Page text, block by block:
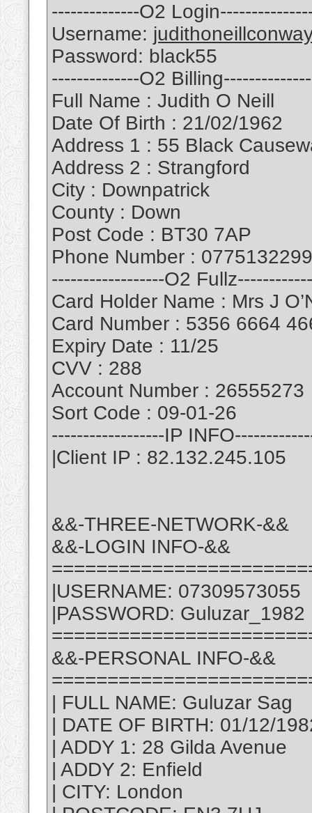
--------------O2
Username:
Password: black55
--------------O2
Full Name : Judith O Neill
Date Of Birth : 21/02/1962
Address 1 : 55 Black
Address 2 : Strangford
City : Downpatrick
County : Down
Post Code : BT30 7AP
Phone Number :
------------------O2
Card Holder Name : Mrs J
Card Number : 5356 6664
Expiry Date : 11/25
CVV : 288
Account Number : 26555273
Sort Code : 09-01-26
------------------IP
|Client IP : 82.132.245.105
&&-THREE-NETWORK-&&
&&-LOGIN INFO-&&
|USERNAME: 07309573055
|PASSWORD: Guluzar_1982
&&-PERSONAL INFO-&&
| FULL NAME: Guluzar Sag
| DATE OF BIRTH: 01/12/
| ADDY 1: 28 Gilda Avenue
| ADDY 2: Enfield
| CITY: London